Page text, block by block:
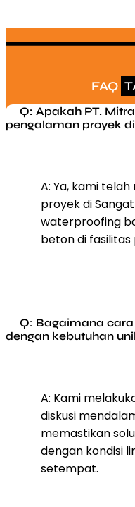
FAQ
Q: Apakah PT.
pengalaman proyek
A: Ya, kami
proyek di
waterproofing
beton di fasilitas
Q: Bagaimana
dengan kebutuhan
A: Kami
diskusi
memastikan
dengan kondisi
setempat.